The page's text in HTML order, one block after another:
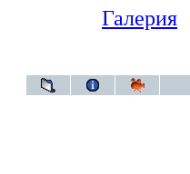
Галерия